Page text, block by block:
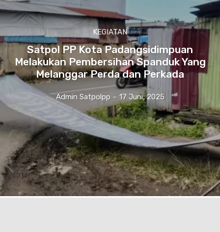
KEGIATAN
Satpol PP Kota Padangsidimpuan
Melakukan Pembersihan Spanduk Yang
Melanggar Perda dan Perkada
Admin Satpolpp - 17 Juni, 2025